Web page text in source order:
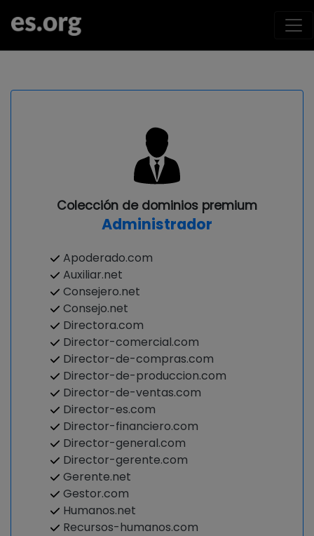
Colección de dominios premium
Administrador
Apoderado.com
Auxiliar.net
Consejero.net
Consejo.net
Directora.com
Director-comercial.com
Director-de-compras.com
Director-de-produccion.com
Director-de-ventas.com
Director-es.com
Director-financiero.com
Director-general.com
Director-gerente.com
Gerente.net
Gestor.com
Humanos.net
Recursos-humanos.com